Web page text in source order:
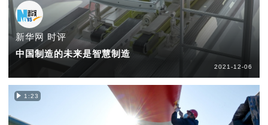
新华网 时评
中国制造的未来是智慧制造
2021-12-06
1:23